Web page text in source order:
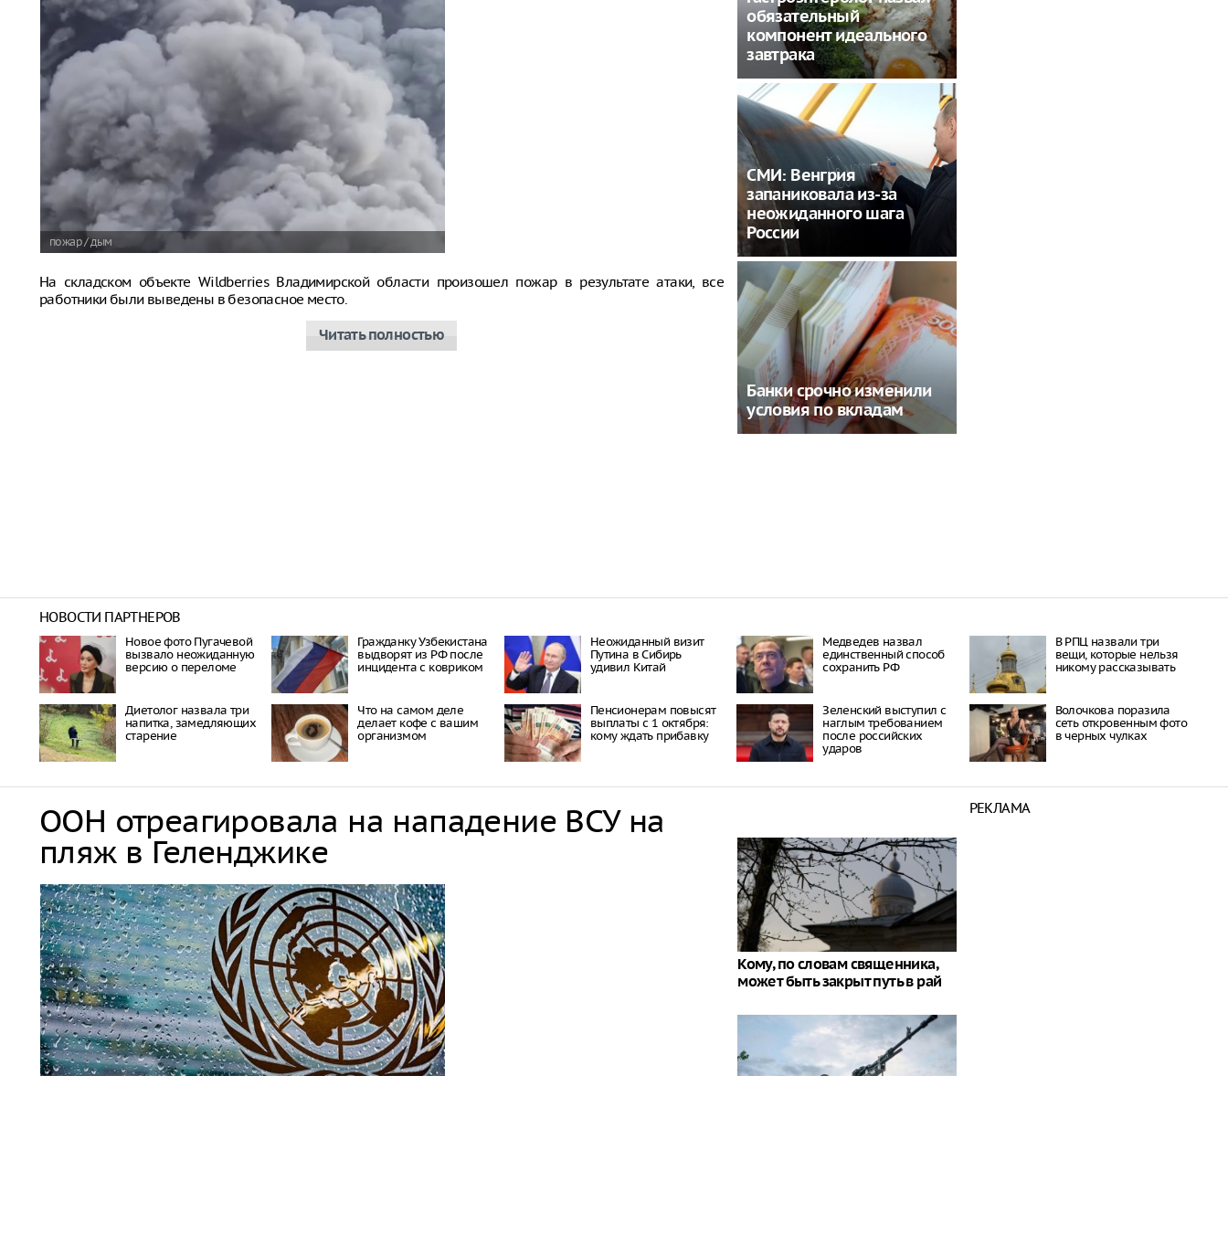
пожар / дым
На складском объекте Wildberries Владимирской области произошел пожар в результате атаки, все
работники были выведены в безопасное место.
Читать полностью
обязательный
компонент идеального
завтрака
СМИ: Венгрия
запаниковала из-за
неожиданного шага
России
Банки срочно изменили
условия по вкладам
НОВОСТИ ПАРТНЕРОВ
Новое фото Пугачевой
вызвало неожиданную
версию о переломе
Гражданку Узбекистана
выдворят из РФ после
инцидента с ковриком
Неожиданный визит
Путина в Сибирь
удивил Китай
Медведев назвал
единственный способ
сохранить РФ
В РПЦ назвали три
вещи, которые нельзя
никому рассказывать
Диетолог назвала три
напитка, замедляющих
старение
Что на самом деле
делает кофе с вашим
организмом
Пенсионерам повысят
выплаты с 1 октября:
кому ждать прибавку
Зеленский выступил с
наглым требованием
после российских
ударов
Волочкова поразила
сеть откровенным фото
в черных чулках
ООН отреагировала на нападение ВСУ на
пляж в Геленджике
Кому, по словам священника,
может быть закрыт путь в рай
РЕКЛАМА